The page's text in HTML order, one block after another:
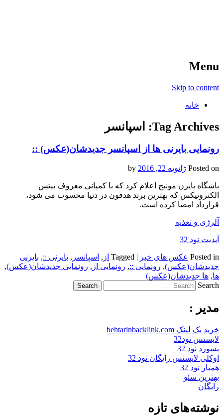
Menu
Skip to content
خانه
Tag Archives: اسپانسر
رونمایی بایرنی ها از اسپانسر جدیدشان(عکس) ::
Posted on ژانویه 22, 2016
باشگاه بایرن مونیخ اعلام کرد که با کمپانی معروف بیتس
الکترونیکس که بهترین برند هدفون در دنیا محسوب می شود،
قرارداد امضا کرده است.
آلرژی و تغذیه
آپدیت نود 32
Posted in عکس های خبر |
Tagged از , اسپانسر , بایرنی ::, بایرنی
جدیدشان(عکس), رونمایی ::, رونمایی از , رونمایی جدیدشان(عکس),
ها, ها جدیدشان(عکس)
Search
مدیر :
خرید بک لینک behtarinbacklink.com
لایسنس نود32
پسورد نود 32
اوکلی لایسنس رایگان نود 32
همیار نود 32
بهترین سئو
رایگان
نوشته‌های تازه